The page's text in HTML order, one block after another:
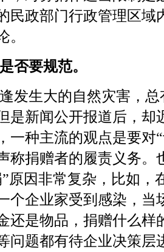
民政部门行政管理区域
。
否要规范。
发生大的自然灾害，
是新闻公开报道后，却
一种主流的观点是要对
称捐赠者的履责义务。
原因非常复杂，比如，
个企业家受到感染，当
还是物品，捐赠什么样
问题都有待企业决策层